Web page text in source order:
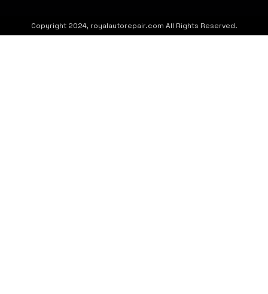
Copyright 2024, royalautorepair.com All Rights Reserved.